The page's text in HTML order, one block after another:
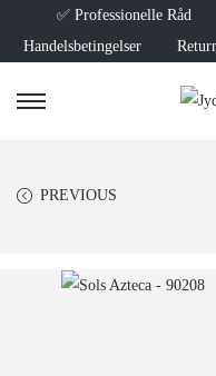
✅ Professionelle Råd
Handelsbetingelser
PREVIOUS